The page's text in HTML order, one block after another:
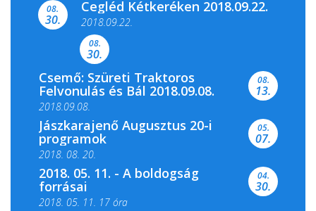
Színes és tartalmas programokkal várja a
Csemői Községi Könyvtár és...
08.
30.
Cegléd Kétkeréken 2018.09.22.
2018.09.22.
08.
30.
Csemő: Szüreti Traktoros
Felvonulás és Bál 2018.09.08.
2018.09.08.
08.
13.
Jászkarajenő Augusztus 20-i
programok
2018. 08. 20.
05.
07.
2018. 05. 11. - A boldogság
forrásai
2018. 05. 11. 17 óra
04.
30.